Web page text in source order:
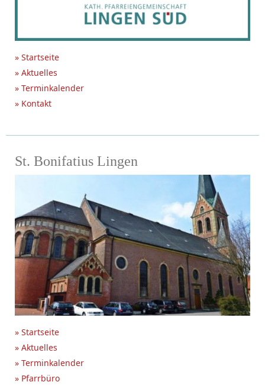
» Startseite
» Aktuelles
» Terminkalender
» Kontakt
St. Bonifatius Lingen
» Startseite
» Aktuelles
» Terminkalender
» Pfarrbüro